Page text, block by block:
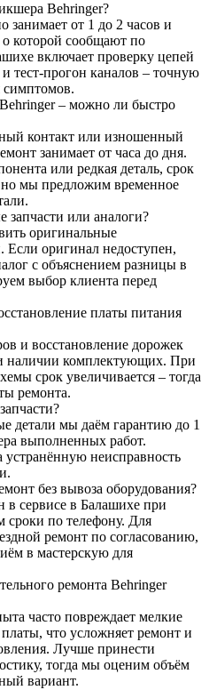
Behringer?
занимает от 1 до 2 часов и
которой сообщают по
включает проверку цепей
тест-прогон каналов – точную
симптомов.
– можно ли быстро
контакт или изношенный
занимает от часа до дня.
или редкая деталь, срок
но мы предложим временное
запчасти или аналоги?
оригинальные
оригинал недоступен,
с объяснением разницы в
выбор клиента перед
платы питания
и восстановление дорожек
наличии комплектующих. При
срок увеличивается – тогда
ремонта.
детали мы даём гарантию до 1
выполненных работ.
устранённую неисправность
без вывоза оборудования?
сервисе в Балашихе при
сроки по телефону. Для
ремонт по согласованию,
в мастерскую для
ремонта Behringer
часто повреждает мелкие
что усложняет ремонт и
Лучше принести
тогда мы оценим объём
вариант.